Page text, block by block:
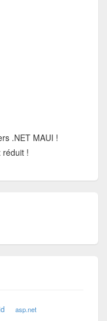
.NET MAUI !
réduit !
asp.net